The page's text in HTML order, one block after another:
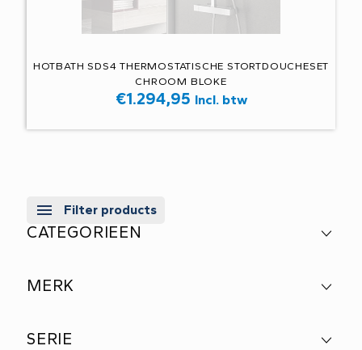
HOTBATH SDS4 THERMOSTATISCHE STORTDOUCHESET
CHROOM BLOKE
€1.294,95 Incl. btw
Filter products
CATEGORIEEN
MERK
SERIE